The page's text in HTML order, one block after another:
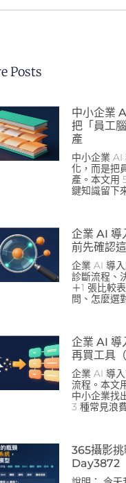
Posts
中小企業
把「員工
產
中小企業 AI
化，而是把
產。本文用
鍵知識留下
企業 AI 導
前先確認
企業 AI 導
診斷流程、
＋1 張比較
問、怎麼選
企業 AI 導
再買工具
企業 AI 導
流程。本文
中小企業找
3 種常見浪
365攝影
Day3872